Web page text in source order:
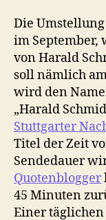
Die
im September,
von Harald
soll nämlich
wird den
„Harald
Stuttgarter
Titel der Zeit
Sendedauer
Quotenblogger
45 Minuten
Einer täglichen